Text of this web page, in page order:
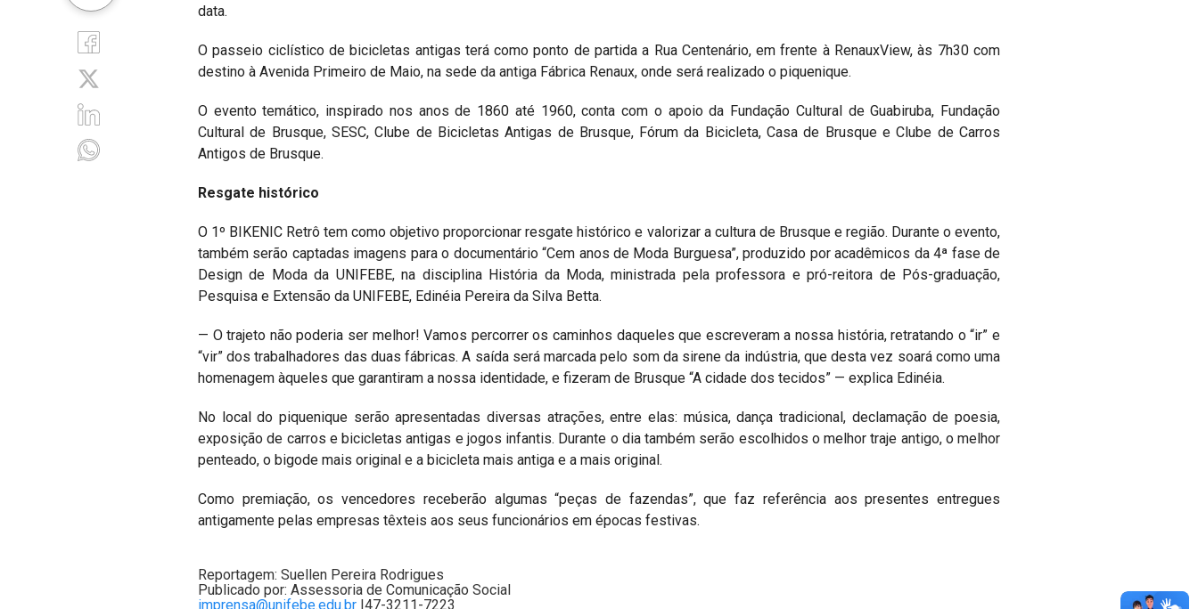
data.
O passeio ciclístico de bicicletas antigas terá como ponto de partida a Rua Centenário, em frente à RenauxView, às 7h30 com
destino à Avenida Primeiro de Maio, na sede da antiga Fábrica Renaux, onde será realizado o piquenique.
O evento temático, inspirado nos anos de 1860 até 1960, conta com o apoio da Fundação Cultural de Guabiruba, Fundação
Cultural de Brusque, SESC, Clube de Bicicletas Antigas de Brusque, Fórum da Bicicleta, Casa de Brusque e Clube de Carros
Antigos de Brusque.
Resgate histórico
O 1º BIKENIC Retrô tem como objetivo proporcionar resgate histórico e valorizar a cultura de Brusque e região. Durante o evento,
também serão captadas imagens para o documentário “Cem anos de Moda Burguesa”, produzido por acadêmicos da 4ª fase de
Design de Moda da UNIFEBE, na disciplina História da Moda, ministrada pela professora e pró-reitora de Pós-graduação,
Pesquisa e Extensão da UNIFEBE, Edinéia Pereira da Silva Betta.
— O trajeto não poderia ser melhor! Vamos percorrer os caminhos daqueles que escreveram a nossa história, retratando o “ir” e
“vir” dos trabalhadores das duas fábricas. A saída será marcada pelo som da sirene da indústria, que desta vez soará como uma
homenagem àqueles que garantiram a nossa identidade, e fizeram de Brusque “A cidade dos tecidos” — explica Edinéia.
No local do piquenique serão apresentadas diversas atrações, entre elas: música, dança tradicional, declamação de poesia,
exposição de carros e bicicletas antigas e jogos infantis. Durante o dia também serão escolhidos o melhor traje antigo, o melhor
penteado, o bigode mais original e a bicicleta mais antiga e a mais original.
Como premiação, os vencedores receberão algumas “peças de fazendas”, que faz referência aos presentes entregues
antigamente pelas empresas têxteis aos seus funcionários em épocas festivas.
Reportagem: Suellen Pereira Rodrigues
Publicado por: Assessoria de Comunicação Social
imprensa@unifebe.edu.br |47-3211-7223